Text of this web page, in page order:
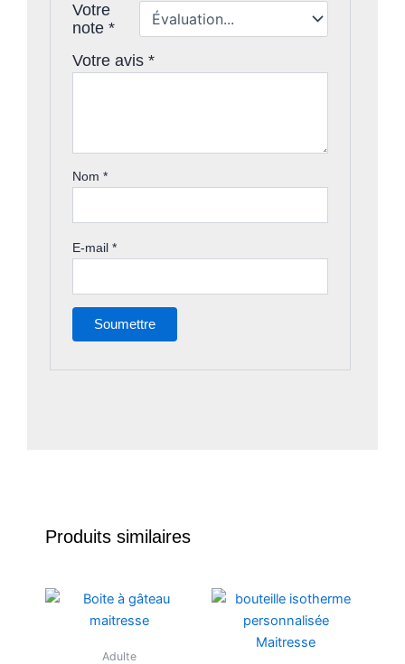
Votre
note*
Votre avis*
Nom*
E-mail*
Produits similaires
Adulte